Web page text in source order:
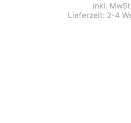
inkl.
Lieferzeit: 2-4